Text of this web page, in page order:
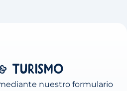
Turismo
nuestro formulario